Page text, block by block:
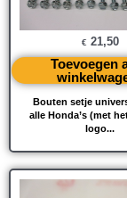
Bouten setje
alle Honda’s (met
logo...
€ 21,50
Toevoegen